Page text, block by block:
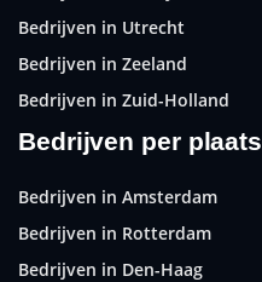
Bedrijven in Utrecht
Bedrijven in Zeeland
Bedrijven in Zuid-Holland
Bedrijven per plaats
Bedrijven in Amsterdam
Bedrijven in Rotterdam
Bedrijven in Den-Haag